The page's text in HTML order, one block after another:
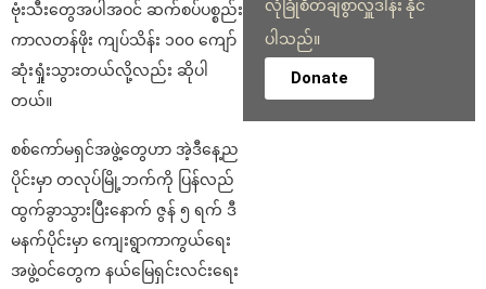
ဗုံးသီးတွေအပါအဝင် ဆက်စပ်ပစ္စည်း
ကာလတန်ဖိုး ကျပ်သိန်း ၁၀၀ ကျော်
ဆုံးရှုံးသွားတယ်လို့လည်း ဆိုပါ
တယ်။
စစ်ကော်မရှင်အဖွဲ့တွေဟာ အဲ့ဒီနေ့ည
ပိုင်းမှာ တလုပ်မြို့ဘက်ကို ပြန်လည်
ထွက်ခွာသွားပြီးနောက် ဇွန် ၅ ရက် ဒီ
မနက်ပိုင်းမှာ ကျေးရွာကာကွယ်ရေး
အဖွဲ့ဝင်တွေက နယ်မြေရှင်းလင်းရေး
လုံခြုံစိတ်ချစွာလှူဒါန်း နိုင်
ပါသည်။
Donate